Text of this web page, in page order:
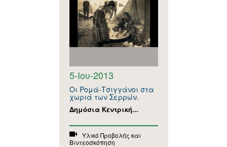
5-Ιου-2013
Οι Ρομά-Τσιγγάνοι στα
χωριά των Σερρών.
Δημόσια Κεντρική...
Υλικό Προβολής και
Βιντεοσκόπηση